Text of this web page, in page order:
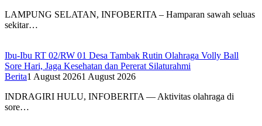
LAMPUNG SELATAN, INFOBERITA – Hamparan sawah seluas
sekitar…
Ibu-Ibu RT 02/RW 01 Desa Tambak Rutin Olahraga Volly Ball
Sore Hari, Jaga Kesehatan dan Pererat Silaturahmi
Berita1 August 20261 August 2026
INDRAGIRI HULU, INFOBERITA — Aktivitas olahraga di
sore…